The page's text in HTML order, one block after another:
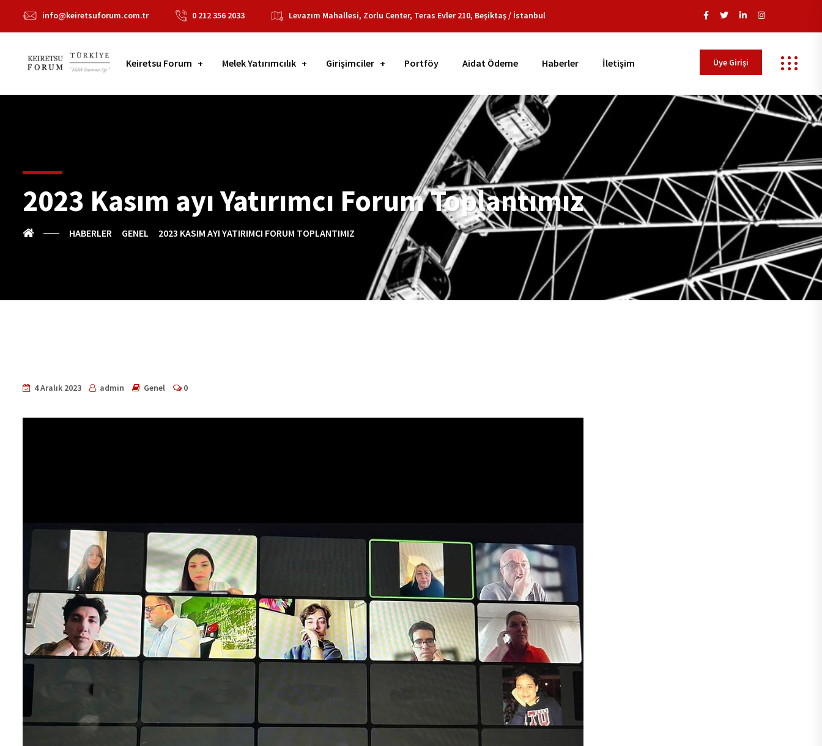
info@keiretsuforum.com.tr 0 212 356 2033 Levazım Mahallesi, Zorlu Center, Teras Evler 210, Beşiktaş / İstanbul
Keiretsu Forum Melek Yatırımcılık Girişimciler Portföy Aidat Ödeme Haberler İletişim Üye Girişi
2023 Kasım ayı Yatırımcı Forum Toplantımız
HABERLER GENEL 2023 KASIM AYI YATIRIMCI FORUM TOPLANTIMIZ
4 Aralık 2023 admin Genel 0